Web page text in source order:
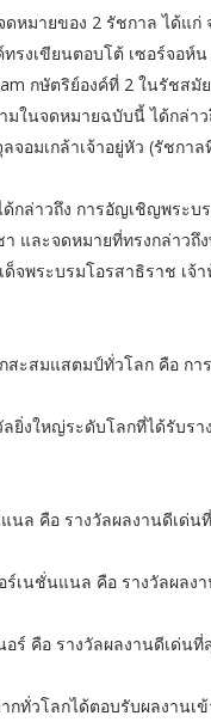
ดหมายของ 2 รัชกาล ได้แก่
รงเขียนตอบโต้ เซอร์จอห์
กษัตริย์องค์ที่ 2 ในรัชส
มในจดหมายฉบับนี้ ได้กล่
จอมเกล้าเจ้าอยู่หัว (รัชกาล
กล่าวถึง การอัญเชิญพระบ
และจดหมายที่ทรงกล่าว
จพระบรมโอรสาธิราช เ
สะสมแสตมป์ทั่วโลก คือ ก
ยิ่งใหญ่ระดับโลกที่ได้รับร
นล คือ รางวัลผลงานดีเด่น
ร์เนชั่นแนล คือ รางวัลผล
อร์ คือ รางวัลผลงานดีเด่น
ทั่วโลกได้ตอบรับผลงานเ